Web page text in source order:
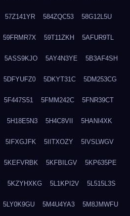
57Z141YR 584ZQC53 58G12L5U
59FRMR7X 59T11ZKH 5AFUR9TL
5ASS9KJO 5AY4N3YE 5B3AF4SH
5DFYUFZ0 5DKYT31C 5DM253CG
5F447S51 5FMM242C 5FNR39CT
5H18E5N3 5H4C8VII 5HANI4XK
5IFXGJFK 5IITXOZY 5IVSLWGV
5KEFVRBK 5KFBILGV 5KP635PE
5KZYHXKG 5L1KPI2V 5L515L3S
5LY0K9GU 5M4U4YA3 5M8JMWFU